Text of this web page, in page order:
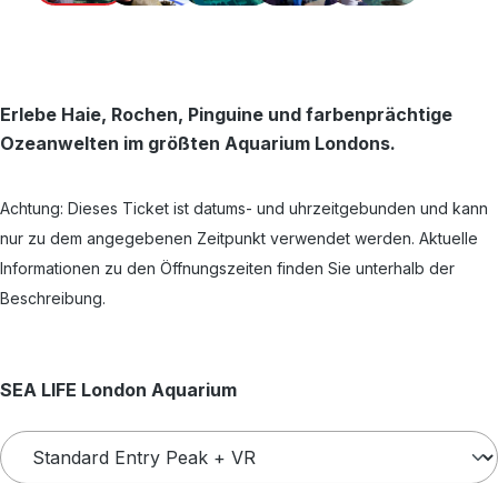
Erlebe Haie, Rochen, Pinguine und farbenprächtige
Ozeanwelten im größten Aquarium Londons.
Achtung: Dieses Ticket ist datums- und uhrzeitgebunden und kann
nur zu dem angegebenen Zeitpunkt verwendet werden. Aktuelle
Informationen zu den Öffnungszeiten finden Sie unterhalb der
Beschreibung.
SEA LIFE London Aquariumauswählen